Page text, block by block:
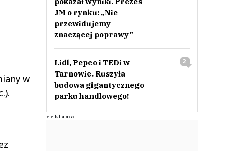
w
JM o rynku: „Nie
przewidujemy
znaczącej poprawy”
Lidl, Pepco i TEDi w
Tarnowie. Ruszyła
budowa gigantycznego
parku handlowego!
2